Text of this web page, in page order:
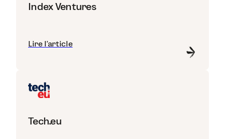
Index Ventures
Lire l'article
Tech.eu